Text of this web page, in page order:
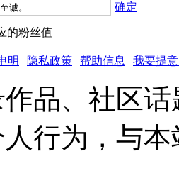
确定
的粉丝值
明 | 隐私政策 | 帮助信息 | 我要提
品、社区
行为，与